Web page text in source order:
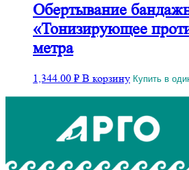
Обертывание
«Тонизирующее
метра
1,344.00 ₽ В корзину Купить в